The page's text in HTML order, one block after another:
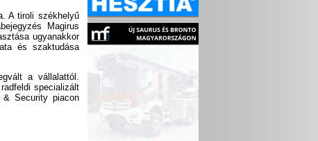
A tiroli székhelyű
Magirus
ugyanakkor
és szaktudása
a vállalattól.
specializált
Security piacon